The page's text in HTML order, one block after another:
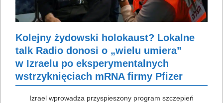
Kolejny żydowski holokaust? Lokalne
talk Radio donosi o „wielu umiera”
w Izraelu po eksperymentalnych
wstrzyknięciach mRNA firmy Pfizer
Izrael wprowadza przyspieszony program szczepień